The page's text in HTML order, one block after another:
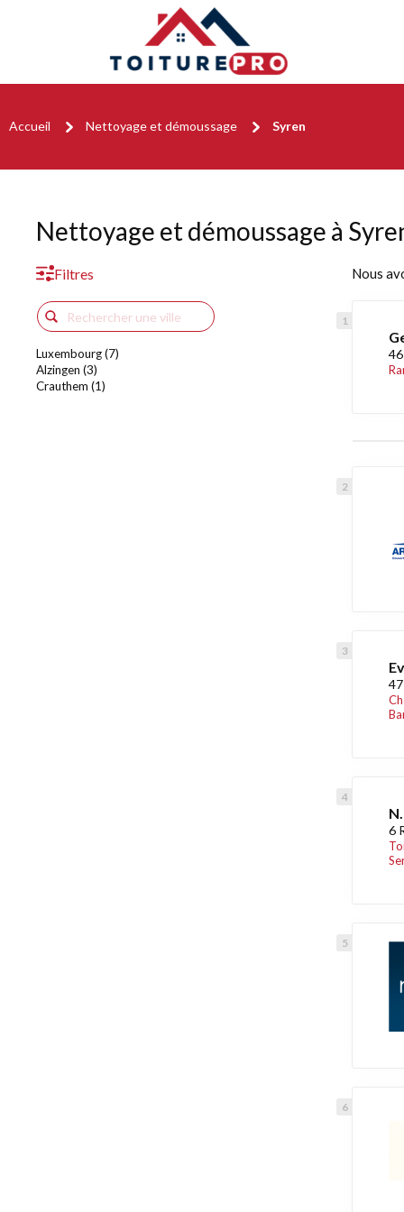
Accueil Nettoyage et démoussage Syren
Nettoyage et démoussage à
Filtres
Luxembourg (7)
Alzingen (3)
Crauthem (1)
Nous
6